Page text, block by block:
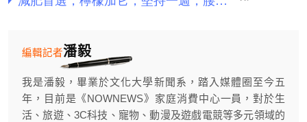
潘毅
編輯記者
我是潘毅，畢業於文化大學新聞系，踏入媒體圈至今五
年，目前是《NOWNEWS》家庭消費中心一員，對於生
活、旅遊、3C科技、寵物、動漫及遊戲電競等多元領域的